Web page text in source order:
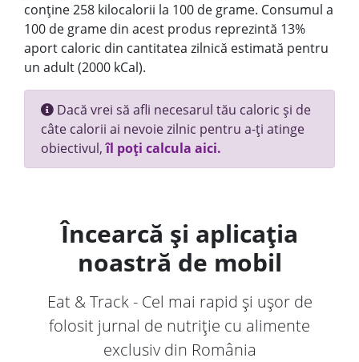
conține 258 kilocalorii la 100 de grame. Consumul a
100 de grame din acest produs reprezintă 13%
aport caloric din cantitatea zilnică estimată pentru
un adult (2000 kCal).
Dacă vrei să afli necesarul tău caloric și de
câte calorii ai nevoie zilnic pentru a-ți atinge
obiectivul,îl poți calcula aici.
Încearcă și aplicația
noastră de mobil
Eat & Track - Cel mai rapid și ușor de
folosit jurnal de nutriție cu alimente
exclusiv din România